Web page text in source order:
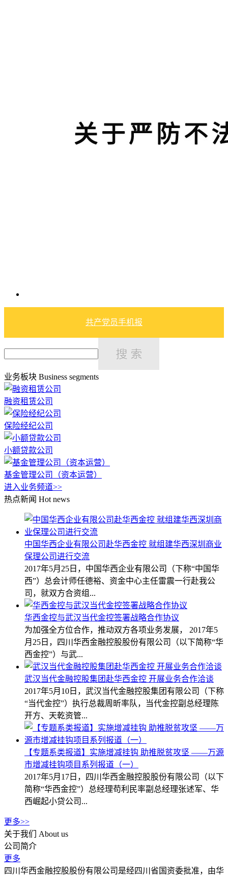
共产党员手机报
业务板块 Business segments
融资租赁公司
保险经纪公司
小额贷款公司
基金管理公司（资本运营）
进入业务频道>>
热点新闻 Hot news
中国华西企业有限公司赴华西金控 就组建华西深圳商业
保理公司进行交流
2017年5月25日，中国华西企业有限公司（下称“中国华
西”）总会计师任德裕、资金中心主任雷震一行赴我公
司，就双方合资组...
华西金控与武汉当代金控签署战略合作协议
为加强全方位合作，推动双方各项业务发展， 2017年5
月25日，四川华西金融控股股份有限公司（以下简称“华
西金控”）与武...
武汉当代金融控股集团赴华西金控 开展业务合作洽谈
2017年5月10日，武汉当代金融控股集团有限公司（下称
“当代金控”）执行总裁周昕率队，当代金控副总经理陈
开方、天乾资管...
【专题系类报道】实施增减挂钩 助推脱贫攻坚 ——万源
市增减挂钩项目系列报道（一）
2017年5月17日，四川华西金融控股股份有限公司（以下
简称“华西金控”）总经理苟利民率副总经理张述军、华
西崛起小贷公司...
更多>>
关于我们
About us
公司简介
更多
四川华西金融控股股份有限公司是经四川省国资委批准，由华